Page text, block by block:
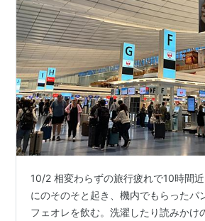
10/2 相変わらずの旅行疲れで10時間
にのそのそと起き、機内でもらったパ
フェオレを飲む。洗濯したり読みかけ